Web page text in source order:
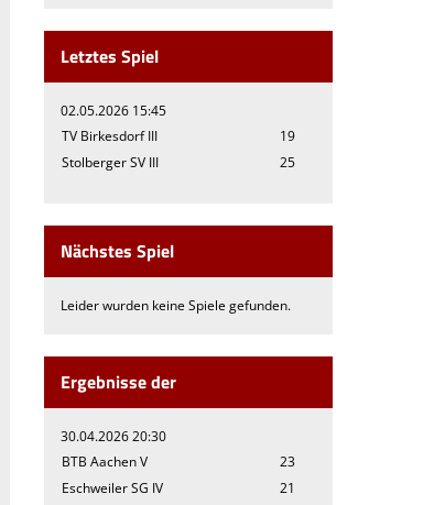
Letztes Spiel
02.05.2026 15:45
TV Birkesdorf III
19
Stolberger SV III
25
Nächstes Spiel
Leider wurden keine Spiele gefunden.
Ergebnisse der
30.04.2026 20:30
BTB Aachen V
23
Eschweiler SG IV
21